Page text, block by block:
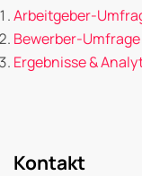
Arbeitgeber-
Bewerber-
Ergebnisse &
Kontakt